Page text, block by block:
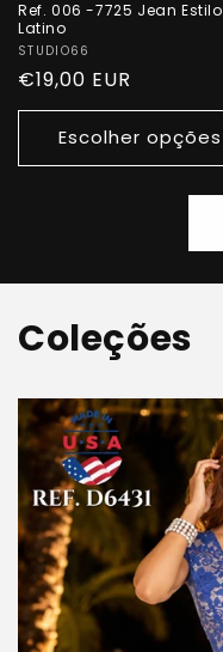
Ref. 006 -7725 Jean Estilo
Latino
Fornecedor:
STUDIO66
Preço
normal
€19,00 EUR
Escolher opções
Coleções